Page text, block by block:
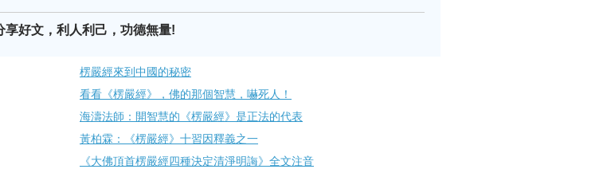
享好文，利人利己，功德無量!
楞嚴經來到中國的秘密
看看《楞嚴經》，佛的那個智慧，嚇死人！
海濤法師：開智慧的《楞嚴經》是正法的代表
黃柏霖：《楞嚴經》十習因釋義之一
《大佛頂首楞嚴經四種決定清淨明誨》全文注音